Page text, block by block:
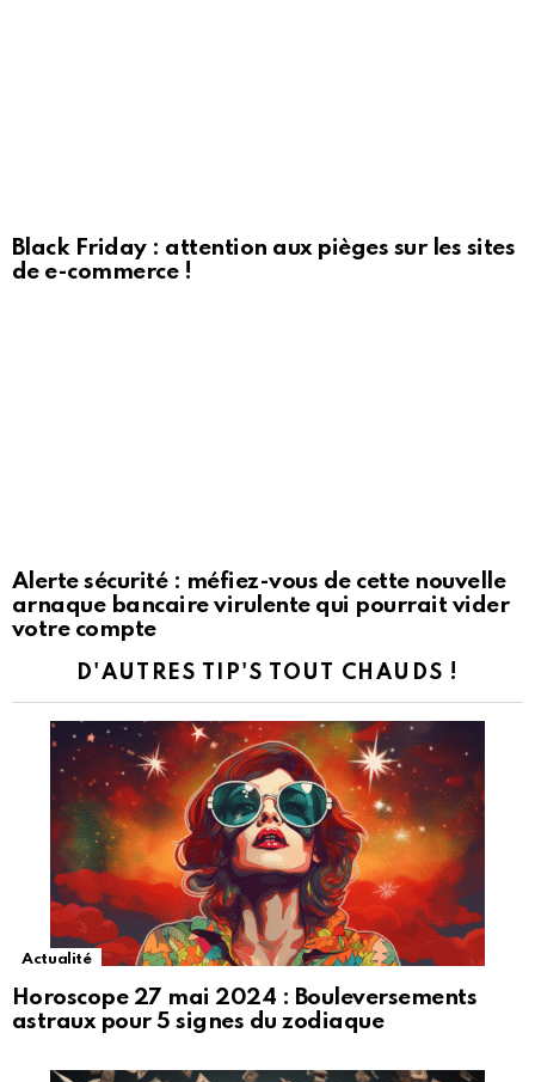
Black Friday : attention aux pièges sur les sites
de e-commerce !
Alerte sécurité : méfiez-vous de cette nouvelle
arnaque bancaire virulente qui pourrait vider
votre compte
D'AUTRES TIP'S TOUT CHAUDS !
Actualité
Horoscope 27 mai 2024 : Bouleversements
astraux pour 5 signes du zodiaque